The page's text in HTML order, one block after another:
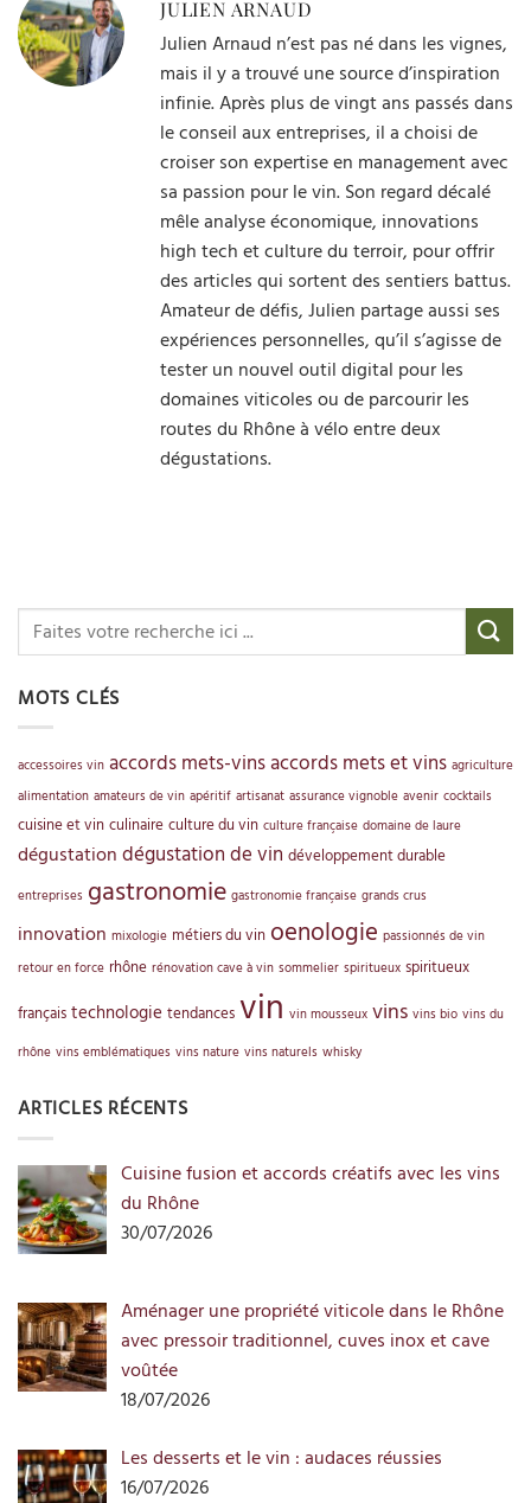
JULIEN ARNAUD
Julien Arnaud n’est pas né dans les vignes,
mais il y a trouvé une source d’inspiration
infinie. Après plus de vingt ans passés dans
le conseil aux entreprises, il a choisi de
croiser son expertise en management avec
sa passion pour le vin. Son regard décalé
mêle analyse économique, innovations
high tech et culture du terroir, pour offrir
des articles qui sortent des sentiers battus.
Amateur de défis, Julien partage aussi ses
expériences personnelles, qu’il s’agisse de
tester un nouvel outil digital pour les
domaines viticoles ou de parcourir les
routes du Rhône à vélo entre deux
dégustations.
MOTS CLÉS
accessoires vin accords mets-vinsaccords mets et vins agriculture
alimentation amateurs de vin apéritif artisanat assurance vignoble avenir cocktails
cuisine et vin culinaire culture du vin culture française domaine de laure
dégustation dégustation de vin développement durable
entreprises gastronomie gastronomie française grands crus
innovation mixologie métiers du vin oenologie passionnés de vin
retour en force rhône rénovation cave à vin sommelier spiritueux spiritueux
français technologie tendances vin vin mousseux vins vins bio vins du
rhône vins emblématiques vins nature vins naturels whisky
ARTICLES RÉCENTS
Cuisine fusion et accords créatifs avec les vins
du Rhône
30/07/2026
Aménager une propriété viticole dans le Rhône
avec pressoir traditionnel, cuves inox et cave
voûtée
18/07/2026
Les desserts et le vin : audaces réussies
16/07/2026